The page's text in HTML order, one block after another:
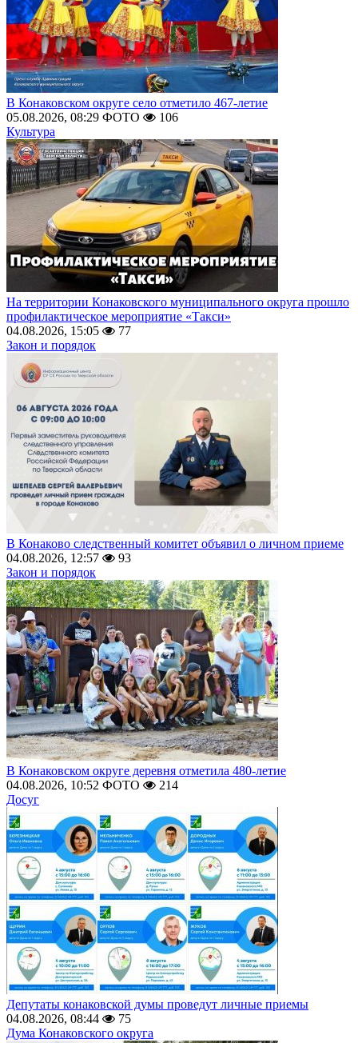
В Конаковском округе село отметило 467-летие
05.08.2026, 08:29 ФОТО
106
Культура
На территории Конаковского муниципального округа прошло
профилактическое мероприятие «Такси»
04.08.2026, 15:05
77
Закон и порядок
В Конаково следственный комитет объявил о личном приеме
04.08.2026, 12:57
93
Закон и порядок
В Конаковском округе деревня отметила 480-летие
04.08.2026, 10:52 ФОТО
214
Досуг
Депутаты конаковской думы проведут личные приемы
04.08.2026, 08:44
75
Дума Конаковского округа